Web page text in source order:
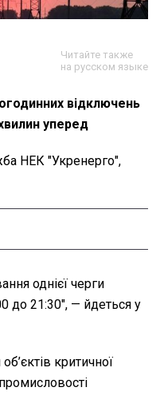
Читайте также
на русском языке
відключень
уперед
НЕК "Укренерго",
однієї черги
до 21:30", — йдеться у
критичної